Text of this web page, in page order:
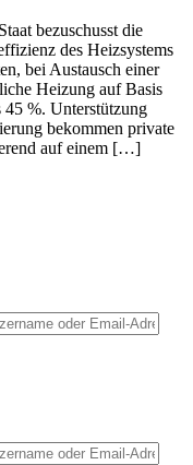
bezuschusst die
des Heizsystems
bei Austausch einer
Heizung auf Basis
45 %. Unterstützung
bekommen private
auf einem […]